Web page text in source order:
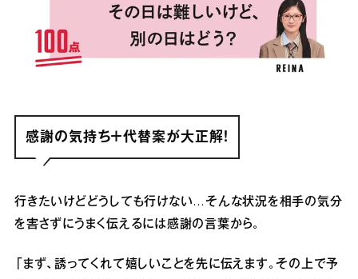
感謝の気持ち＋代替案が大正解！
行きたいけどどうしても行けない…そんな状況を相手の気分
を害さずにうまく伝えるには感謝の言葉から。
「まず、誘ってくれて嬉しいことを先に伝えます。その上で予